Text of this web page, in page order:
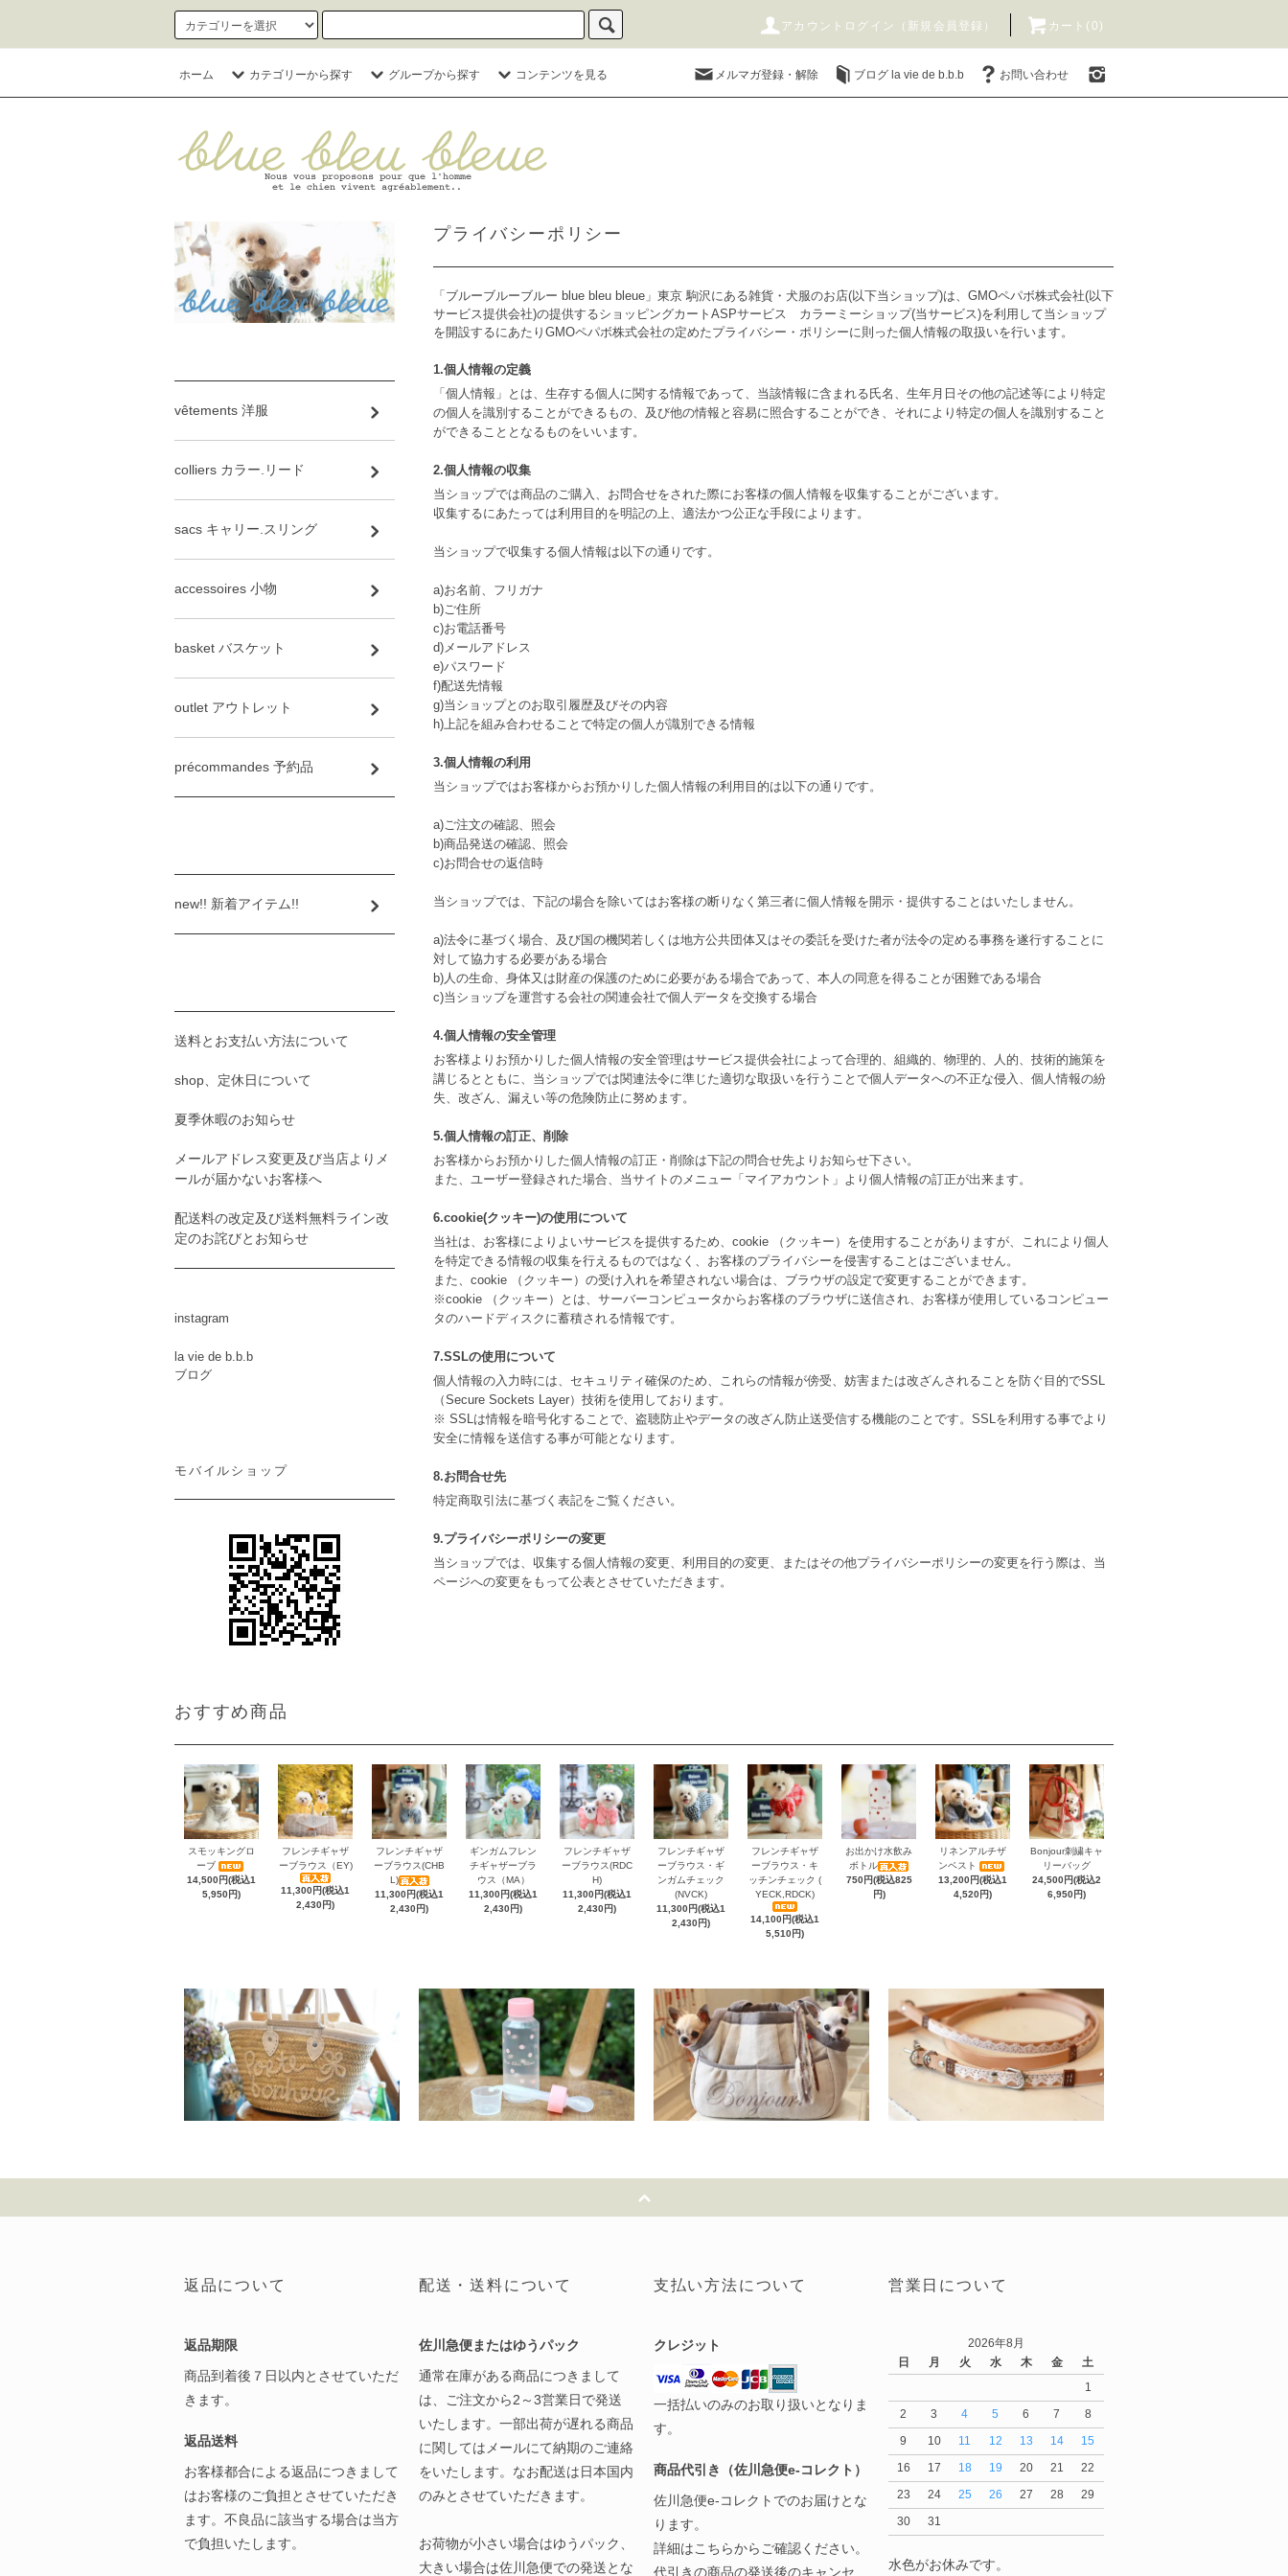
アカウントログイン（新規会員登録） カート(0)
ホーム カテゴリーから探す グループから探す コンテンツを見る メルマガ登録・解除 ブログ la vie de b.b.b お問い合わせ
プライバシーポリシー
「ブルーブルーブルー blue bleu bleue」東京 駒沢にある雑貨・犬服のお店(以下当ショップ)は、 GMOペパボ株式会社(以下
サービス提供会社)の提供するショッピングカートASPサービス カラーミーショップ(当サービス)を利用して当ショップ
を開設するにあたりGMOペパボ株式会社の定めたプライバシー・ポリシーに則った個人情報の取扱いを行います。
1.個人情報の定義
「個人情報」とは、生存する個人に関する情報であって、当該情報に含まれる氏名、生年月日その他の記述等により特定
の個人を識別することができるもの、及び他の情報と容易に照合することができ、それにより特定の個人を識別すること
ができることとなるものをいいます。
2.個人情報の収集
当ショップでは商品のご購入、お問合せをされた際にお客様の個人情報を収集することがございます。
収集するにあたっては利用目的を明記の上、適法かつ公正な手段によります。
当ショップで収集する個人情報は以下の通りです。
a)お名前、フリガナ
b)ご住所
c)お電話番号
d)メールアドレス
e)パスワード
f)配送先情報
g)当ショップとのお取引履歴及びその内容
h)上記を組み合わせることで特定の個人が識別できる情報
3.個人情報の利用
当ショップではお客様からお預かりした個人情報の利用目的は以下の通りです。
a)ご注文の確認、照会
b)商品発送の確認、照会
c)お問合せの返信時
当ショップでは、下記の場合を除いてはお客様の断りなく第三者に個人情報を開示・提供することはいたしません。
a)法令に基づく場合、及び国の機関若しくは地方公共団体又はその委託を受けた者が法令の定める事務を遂行することに
対して協力する必要がある場合
b)人の生命、身体又は財産の保護のために必要がある場合であって、本人の同意を得ることが困難である場合
c)当ショップを運営する会社の関連会社で個人データを交換する場合
4.個人情報の安全管理
お客様よりお預かりした個人情報の安全管理はサービス提供会社によって合理的、組織的、物理的、人的、技術的施策を
講じるとともに、当ショップでは関連法令に準じた適切な取扱いを行うことで個人データへの不正な侵入、個人情報の紛
失、改ざん、漏えい等の危険防止に努めます。
5.個人情報の訂正、削除
お客様からお預かりした個人情報の訂正・削除は下記の問合せ先よりお知らせ下さい。
また、ユーザー登録された場合、当サイトのメニュー「マイアカウント」より個人情報の訂正が出来ます。
6.cookie(クッキー)の使用について
当社は、お客様によりよいサービスを提供するため、cookie （クッキー）を使用することがありますが、これにより個人
を特定できる情報の収集を行えるものではなく、お客様のプライバシーを侵害することはございません。
また、cookie （クッキー）の受け入れを希望されない場合は、ブラウザの設定で変更することができます。
※cookie （クッキー）とは、サーバーコンピュータからお客様のブラウザに送信され、お客様が使用しているコンピュー
タのハードディスクに蓄積される情報です。
7.SSLの使用について
個人情報の入力時には、セキュリティ確保のため、これらの情報が傍受、妨害または改ざんされることを防ぐ目的でSSL
（Secure Sockets Layer）技術を使用しております。
※ SSLは情報を暗号化することで、盗聴防止やデータの改ざん防止送受信する機能のことです。SSLを利用する事でより
安全に情報を送信する事が可能となります。
8.お問合せ先
特定商取引法に基づく表記をご覧ください。
9.プライバシーポリシーの変更
当ショップでは、収集する個人情報の変更、利用目的の変更、またはその他プライバシーポリシーの変更を行う際は、当
ページへの変更をもって公表とさせていただきます。
vêtements 洋服
colliers カラー.リード
sacs キャリー.スリング
accessoires 小物
basket バスケット
outlet アウトレット
précommandes 予約品
new!! 新着アイテム!!
送料とお支払い方法について
shop、定休日について
夏季休暇のお知らせ
メールアドレス変更及び当店よりメ
ールが届かないお客様へ
配送料の改定及び送料無料ライン改
定のお詫びとお知らせ
instagram
la vie de b.b.b
ブログ
モバイルショップ
おすすめ商品
スモッキングロ
ーブ
14,500円(税込1
5,950円)
フレンチギャザ
ーブラウス（EY)
11,300円(税込1
2,430円)
フレンチギャザ
ーブラウス(CHB
L)
11,300円(税込1
2,430円)
ギンガムフレン
チギャザーブラ
ウス（MA）
11,300円(税込1
2,430円)
フレンチギャザ
ーブラウス(RDC
H)
11,300円(税込1
2,430円)
フレンチギャザ
ーブラウス・ギ
ンガムチェック
(NVCK)
11,300円(税込1
2,430円)
フレンチギャザ
ーブラウス・キ
ッチンチェック (
YECK,RDCK)
14,100円(税込1
5,510円)
お出かけ水飲み
ボトル
750円(税込825
円)
リネンアルチザ
ンベスト
13,200円(税込1
4,520円)
Bonjour刺繍キャ
リーバッグ
24,500円(税込2
6,950円)
返品について
返品期限
商品到着後７日以内とさせていただ
きます。
返品送料
お客様都合による返品につきまして
はお客様のご負担とさせていただき
ます。不良品に該当する場合は当方
で負担いたします。
配送・送料について
佐川急便またはゆうパック
通常在庫がある商品につきまして
は、ご注文から2～3営業日で発送
いたします。一部出荷が遅れる商品
に関してはメールにて納期のご連絡
をいたします。なお配送は日本国内
のみとさせていただきます。
お荷物が小さい場合はゆうパック、
大きい場合は佐川急便での発送とな
支払い方法について
クレジット
一括払いのみのお取り扱いとなりま
す。
商品代引き（佐川急便e-コレクト）
佐川急便e-コレクトでのお届けとな
ります。
詳細はこちらからご確認ください。
代引きの商品の発送後のキャンセ
営業日について
2026年8月
日
月 火 水 木 金
土
1
2
3 4 5 6 7
8
9
10 11 12 13 14
15
16
17 18 19 20 21
22
23
24 25 26 27 28
29
30
31
水色がお休みです。